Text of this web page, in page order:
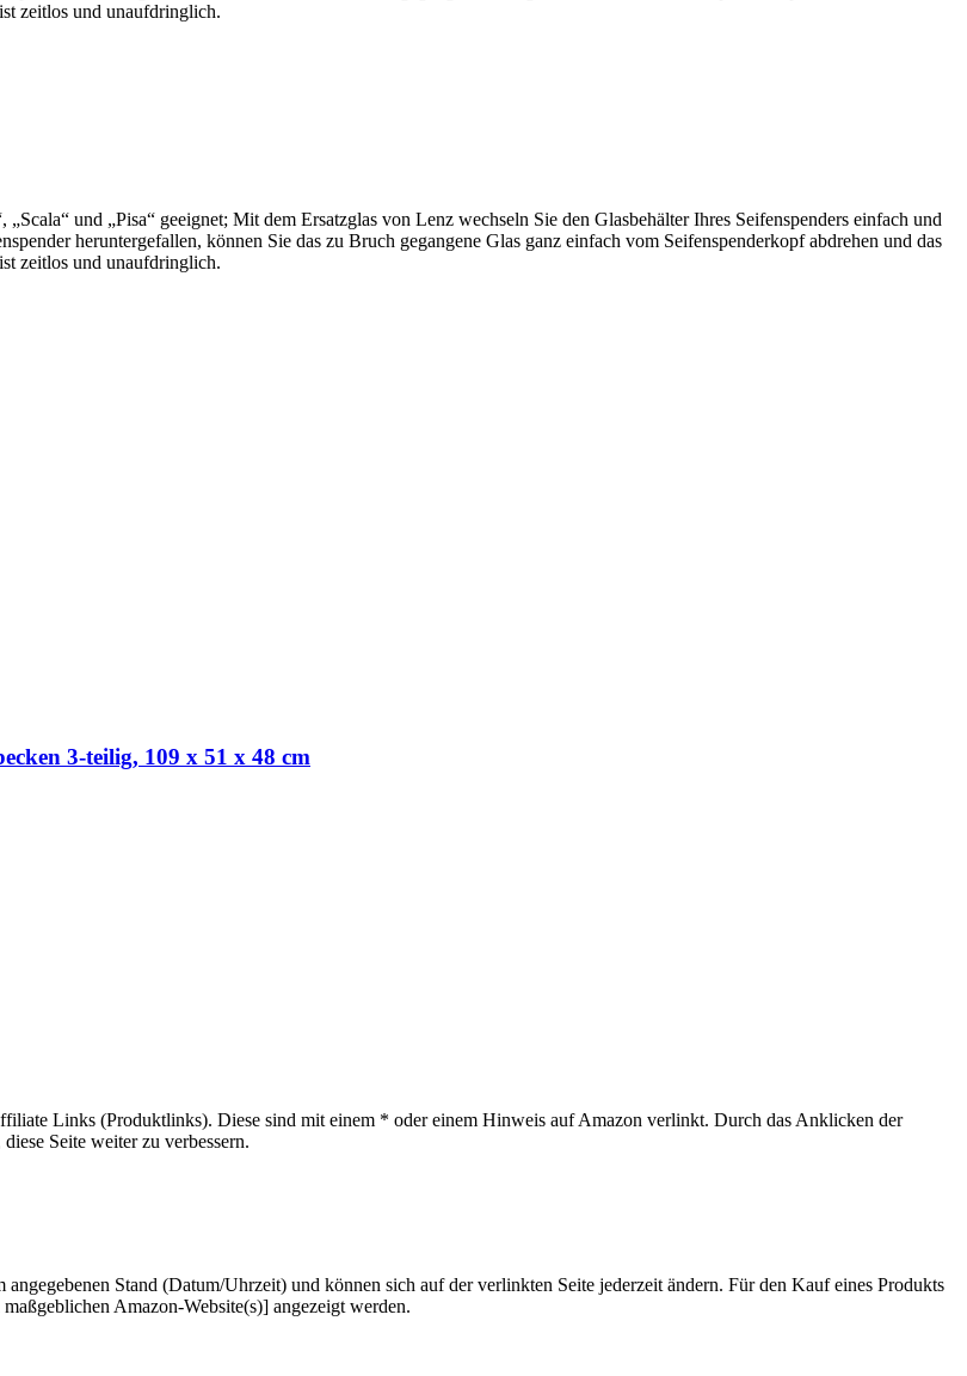
zeitlos und unaufdringlich.
und „Pisa“ geeignet; Mit dem Ersatzglas von Lenz wechseln Sie den Glasbehälter Ihres Seifenspenders einfach und
heruntergefallen, können Sie das zu Bruch gegangene Glas ganz einfach vom Seifenspenderkopf abdrehen und das
zeitlos und unaufdringlich.
3-teilig, 109 x 51 x 48 cm
Links (Produktlinks). Diese sind mit einem * oder einem Hinweis auf Amazon verlinkt. Durch das Anklicken der
Seite weiter zu verbessern.
Stand (Datum/Uhrzeit) und können sich auf der verlinkten Seite jederzeit ändern. Für den Kauf eines Produkts
Amazon-Website(s)] angezeigt werden.